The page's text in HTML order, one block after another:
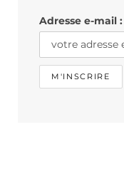
Adresse e-mail :